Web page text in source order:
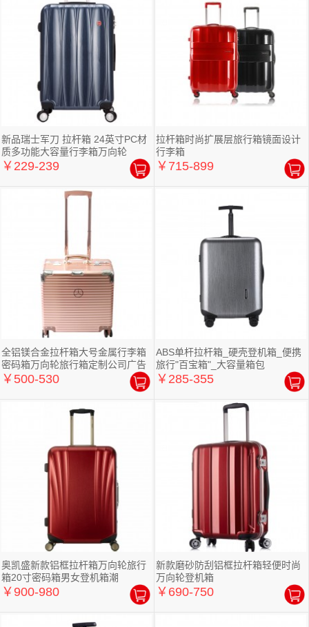
新品瑞士军刀 拉杆箱 24英寸PC材
质多功能大容量行李箱万向轮
￥229-239
拉杆箱时尚扩展层旅行箱镜面设计
行李箱
￥715-899
全铝镁合金拉杆箱大号金属行李箱
密码箱万向轮旅行箱定制公司广告
礼品
￥500-530
ABS单杆拉杆箱_硬壳登机箱_便携
旅行"百宝箱"_大容量箱包
￥285-355
奥凯盛新款铝框拉杆箱万向轮旅行
箱20寸密码箱男女登机箱潮
￥900-980
新款磨砂防刮铝框拉杆箱轻便时尚
万向轮登机箱
￥690-750